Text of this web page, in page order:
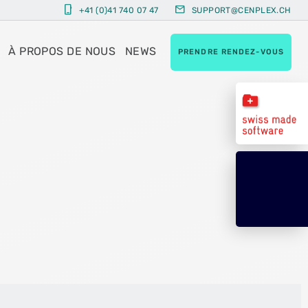
phone_iphone +41 (0)41 740 07 47 mail SUPPORT@CENPLEX.CH
À PROPOS DE NOUS NEWS PRENDRE RENDEZ-VOUS